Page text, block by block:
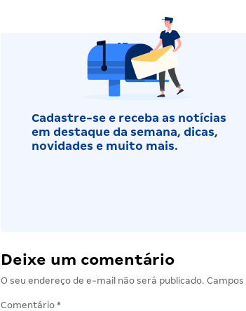
Cadastre-se e receba as notícias
em destaque da semana, dicas,
novidades e muito mais.
Deixe um comentário
O seu endereço de e-mail não será publicado.
Comentário *